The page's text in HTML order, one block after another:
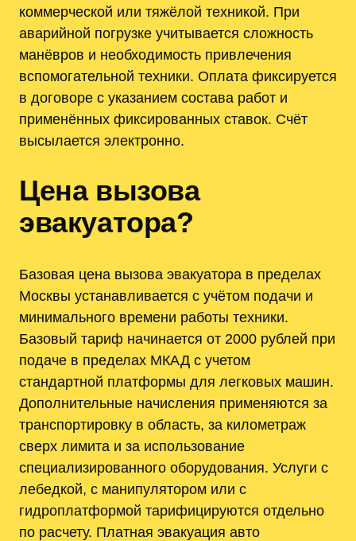
коммерческой или тяжёлой техникой. При
аварийной погрузке учитывается сложность
манёвров и необходимость привлечения
вспомогательной техники. Оплата фиксируется
в договоре с указанием состава работ и
применённых фиксированных ставок. Счёт
высылается электронно.
Цена вызова
эвакуатора?
Базовая цена вызова эвакуатора в пределах
Москвы устанавливается с учётом подачи и
минимального времени работы техники.
Базовый тариф начинается от 2000 рублей при
подаче в пределах МКАД с учетом
стандартной платформы для легковых машин.
Дополнительные начисления применяются за
транспортировку в область, за километраж
сверх лимита и за использование
специализированного оборудования. Услуги с
лебедкой, с манипулятором или с
гидроплатформой тарифицируются отдельно
по расчету. Платная эвакуация авто